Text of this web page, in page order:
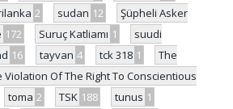
2 sudan 12
Şüpheli Asker
172 Suruç Katliamı 1
suudi
16 tayvan 4 tck 318 1
The
Of The Right To Conscientious
toma 2 TSK 188 tunus 1